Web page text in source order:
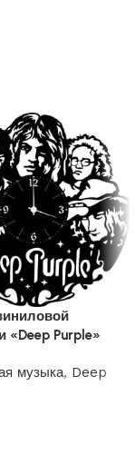
«Deep Purple»
музыка, Deep